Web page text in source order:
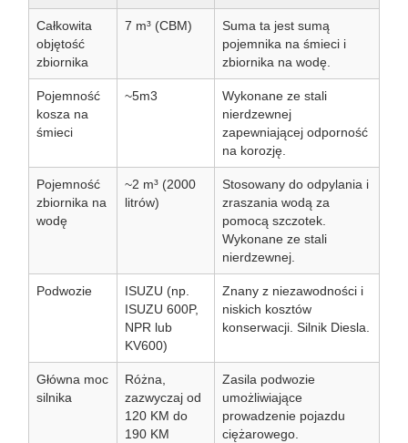
Całkowita
objętość
zbiornika
7 m³ (CBM)
Suma ta jest sumą
pojemnika na śmieci i
zbiornika na wodę.
Pojemność
kosza na
śmieci
~5m3
Wykonane ze stali
nierdzewnej
zapewniającej odporność
na korozję.
Pojemność
zbiornika na
wodę
~2 m³ (2000
litrów)
Stosowany do odpylania i
zraszania wodą za
pomocą szczotek.
Wykonane ze stali
nierdzewnej.
Podwozie
ISUZU (np.
ISUZU 600P,
NPR lub
KV600)
Znany z niezawodności i
niskich kosztów
konserwacji. Silnik Diesla.
Główna moc
silnika
Różna,
zazwyczaj od
120 KM do
190 KM
Zasila podwozie
umożliwiające
prowadzenie pojazdu
ciężarowego.